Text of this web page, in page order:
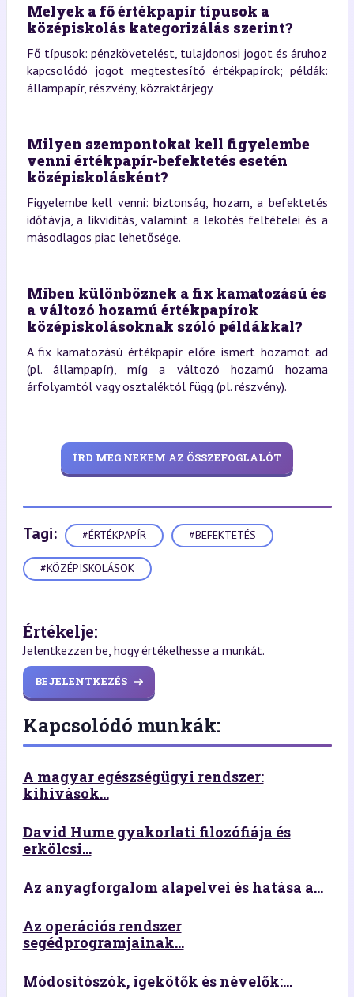
Melyek a fő értékpapír típusok a
középiskolás kategorizálás szerint?
Fő típusok: pénzkövetelést, tulajdonosi jogot és áruhoz
kapcsolódó jogot megtestesítő értékpapírok; példák:
állampapír, részvény, közraktárjegy.
Milyen szempontokat kell figyelembe
venni értékpapír-befektetés esetén
középiskolásként?
Figyelembe kell venni: biztonság, hozam, a befektetés
időtávja, a likviditás, valamint a lekötés feltételei és a
másodlagos piac lehetősége.
Miben különböznek a fix kamatozású és
a változó hozamú értékpapírok
középiskolásoknak szóló példákkal?
A fix kamatozású értékpapír előre ismert hozamot ad
(pl. állampapír), míg a változó hozamú hozama
árfolyamtól vagy osztaléktól függ (pl. részvény).
ÍRD MEG NEKEM AZ ÖSSZEFOGLALÓT
Tagi: #ÉRTÉKPAPÍR #BEFEKTETÉS
#KÖZÉPISKOLÁSOK
Értékelje:
Jelentkezzen be, hogy értékelhesse a munkát.
BEJELENTKEZÉS
Kapcsolódó munkák:
A magyar egészségügyi rendszer:
kihívások...
David Hume gyakorlati filozófiája és
erkölcsi...
Az anyagforgalom alapelvei és hatása a...
Az operációs rendszer
segédprogramjainak...
Módosítószók, igekötők és névelők:...